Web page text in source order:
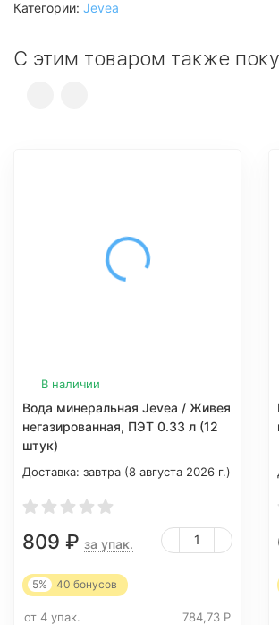
Категории: Jevea
С этим товаром также
В наличии
Вода минеральная Jevea / Живея
негазированная, ПЭТ 0.33 л (12
штук)
Доставка: завтра (8 августа 2026 г.)
809 ₽ за упак.
5% 40 бонусов
от 4 упак. 784,73 Р